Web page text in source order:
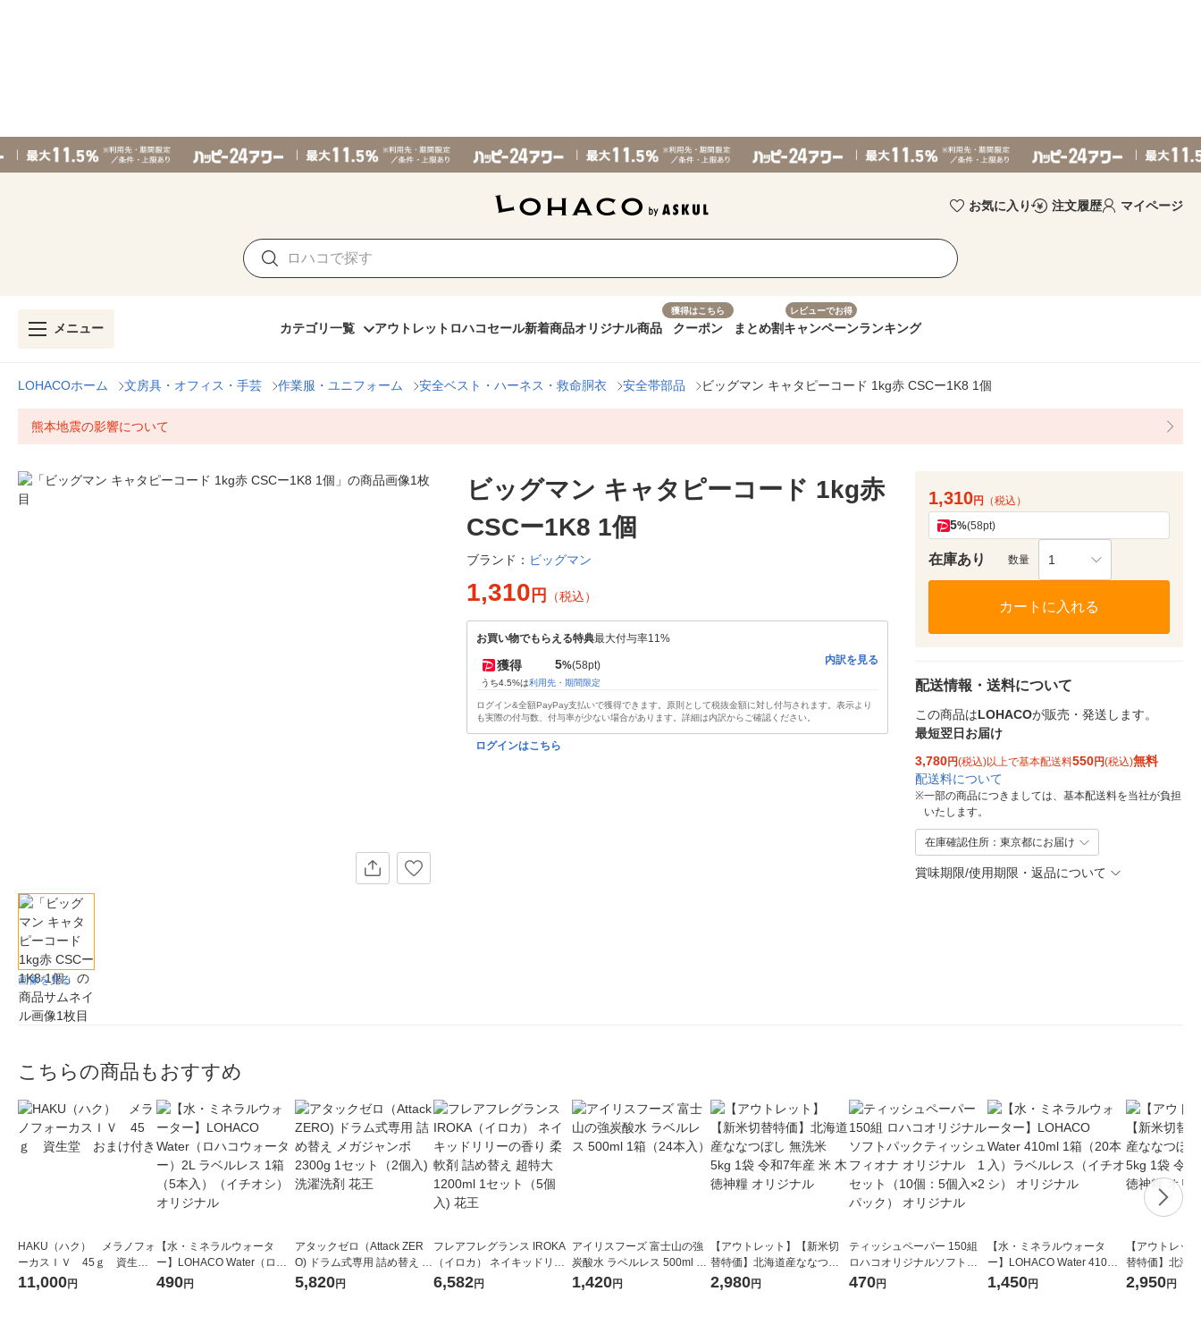
お気に入り 注文履歴 マイページ
メニュー カテゴリ一覧 アウトレット ロハコセール新着商品オリジナル商品
獲得はこちら
クーポン まとめ割
レビューでお得
キャンペーンランキング
LOHACOホーム 文房具・オフィス・手芸 作業服・ユニフォーム 安全ベスト・ハーネス・救命胴衣 安全帯部品 ビッグマン キャタピーコード 1kg赤 CSCー1K8 1個
熊本地震の影響について
画像を見る
ビッグマン キャタピーコード 1kg赤
CSCー1K8 1個
ブランド： ビッグマン
1,310 円 （税込）
お買い物でもらえる特典最大付与率11%
獲得 5%(58pt)
うち4.5%は利用先・期間限定
内訳を見る
ログイン&全額PayPay支払いで獲得できます。原則として税抜金額に対し付与されます。表示より
も実際の付与数、付与率が少ない場合があります。詳細は内訳からご確認ください。
ログインはこちら
1,310円 （税込）
5%(58pt)
在庫あり 数量 1
カートに入れる
配送情報・送料について
この商品はLOHACOが販売・発送します。
最短翌日お届け
3,780円(税込)以上で基本配送料550円(税込)無料
配送料について
※一部の商品につきましては、基本配送料を当社が負担
いたします。
在庫確認住所：東京都にお届け
賞味期限/使用期限・返品について
こちらの商品もおすすめ
HAKU（ハク） メラノフォ
ーカスＩＶ 45ｇ 資生
堂 おまけ付き
11,000円
【水・ミネラルウォータ
ー】LOHACO Water（ロハ
コウォーター）2L ラベルレ
490円
アタックゼロ（Attack ZER
O) ドラム式専用 詰め替え メ
ガジャンボ 2300g 1セット
5,820円
フレアフレグランス IROKA
（イロカ） ネイキッドリリ
ーの香り 柔軟剤 詰め替え 超
6,582円
アイリスフーズ 富士山の強
炭酸水 ラベルレス 500ml 1
箱（24本入）
1,420円
【アウトレット】【新米切
替特価】北海道産ななつぼ
し 無洗米 5kg 1袋 令和7年産
2,980円
ティッシュペーパー 150組
ロハコオリジナルソフトパ
ックティッシュ フィオナ オ
470円
【水・ミネラルウォータ
ー】LOHACO Water 410ml
1箱（20本入）ラベルレス
1,450円
【アウトレッ
替特価】北海
し 精白米 5kg
2,950円